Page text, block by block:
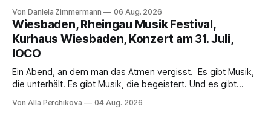
psychologische Tiefe mit starken Bildern, getragen von
einem spielfreudigen Ensemble und einer musikalisch
überzeugenden Gesamtleistung.
Von Daniela Zimmermann 06 Aug. 2026
Wiesbaden, Rheingau Musik Festival,
Kurhaus Wiesbaden, Konzert am 31. Juli,
IOCO
Ein Abend, an dem man das Atmen vergisst. Es gibt Musik,
die unterhält. Es gibt Musik, die begeistert. Und es gibt
Genau so war der Abend im Kurhaus Wiesbaden, an dem
Von Alla Perchikova 04 Aug. 2026